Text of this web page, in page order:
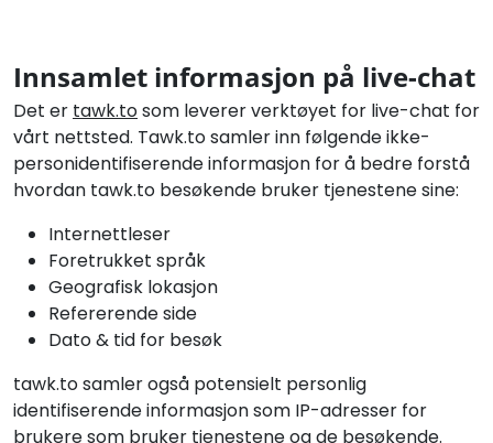
Innsamlet informasjon på live-chat
Det er tawk.tosom leverer verktøyet for live-chat for
vårt nettsted. Tawk.to samler inn følgende ikke-
personidentifiserende informasjon for å bedre forstå
hvordan tawk.to besøkende bruker tjenestene sine:
Internettleser
Foretrukket språk
Geografisk lokasjon
Refererende side
Dato & tid for besøk
tawk.to samler også potensielt personlig
identifiserende informasjon som IP-adresser for
brukere som bruker tjenestene og de besøkende.